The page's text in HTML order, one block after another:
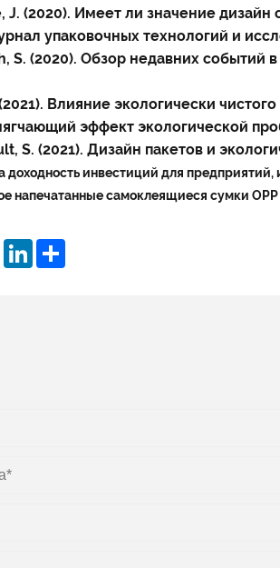
J. (2020). Имеет ли значение
упаковочных технологий и
S. (2020). Обзор недавних
Влияние экологически
эффект экологической
S. (2021). Дизайн пакетов и
доходность инвестиций для
напечатанные самоклеящиеся сумки
Pinterest
LinkedIn